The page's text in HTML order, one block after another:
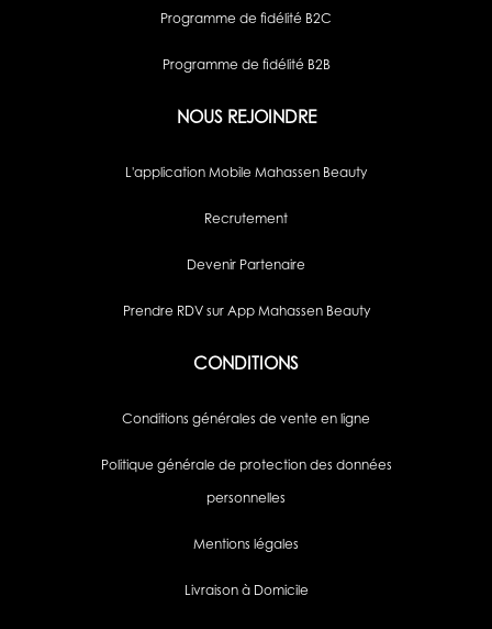
Programme de fidélité B2C
Programme de fidélité B2B
NOUS REJOINDRE
L'application Mobile Mahassen Beauty
Recrutement
Devenir Partenaire
Prendre RDV sur App Mahassen Beauty
CONDITIONS
Conditions générales de vente en ligne
Politique générale de protection des données
personnelles
Mentions légales
Livraison à Domicile